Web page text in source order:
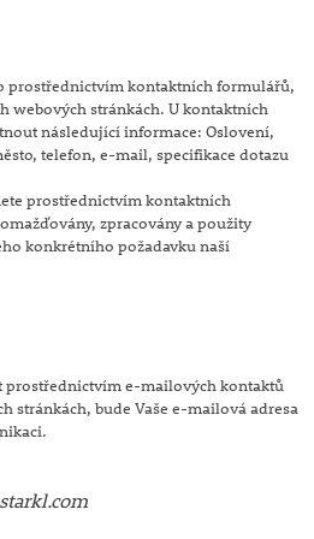
prostřednictvím kontaktních formulářů,
webových stránkách. U kontaktních
následující informace: Oslovení,
telefon, e-mail, specifikace dotazu
prostřednictvím kontaktních
zpracovány a použity
konkrétního požadavku naší
prostřednictvím e-mailových kontaktů
stránkách, bude Vaše e-mailová adresa